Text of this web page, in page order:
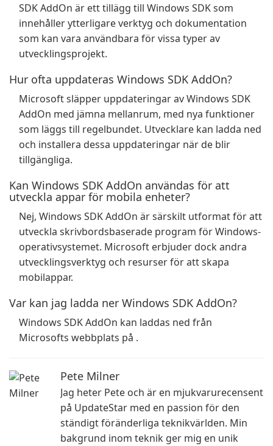
SDK AddOn är ett tillägg till Windows SDK som
innehåller ytterligare verktyg och dokumentation
som kan vara användbara för vissa typer av
utvecklingsprojekt.
Hur ofta uppdateras Windows SDK AddOn?
Microsoft släpper uppdateringar av Windows SDK
AddOn med jämna mellanrum, med nya funktioner
som läggs till regelbundet. Utvecklare kan ladda ned
och installera dessa uppdateringar när de blir
tillgängliga.
Kan Windows SDK AddOn användas för att
utveckla appar för mobila enheter?
Nej, Windows SDK AddOn är särskilt utformat för att
utveckla skrivbordsbaserade program för Windows-
operativsystemet. Microsoft erbjuder dock andra
utvecklingsverktyg och resurser för att skapa
mobilappar.
Var kan jag ladda ner Windows SDK AddOn?
Windows SDK AddOn kan laddas ned från
Microsofts webbplats på .
Pete Milner
Jag heter Pete och är en mjukvarurecensent
på UpdateStar med en passion för den
ständigt föränderliga teknikvärlden. Min
bakgrund inom teknik ger mig en unik